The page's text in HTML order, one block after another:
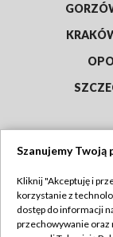
Abonament
Szanujemy Twoją
Kliknij "Akceptuję i
korzystanie z
dostęp do informacji
przechowywanie oraz